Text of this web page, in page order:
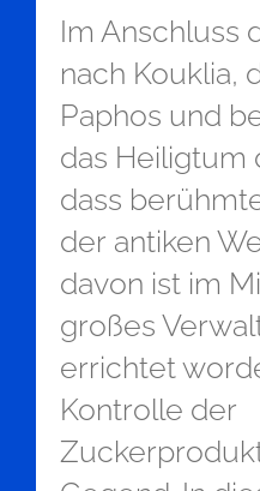
Im Anschluss
nach Kouklia,
Paphos und
das Heiligtum
dass
der antiken
davon ist im
großes
errichtet
Kontrolle der